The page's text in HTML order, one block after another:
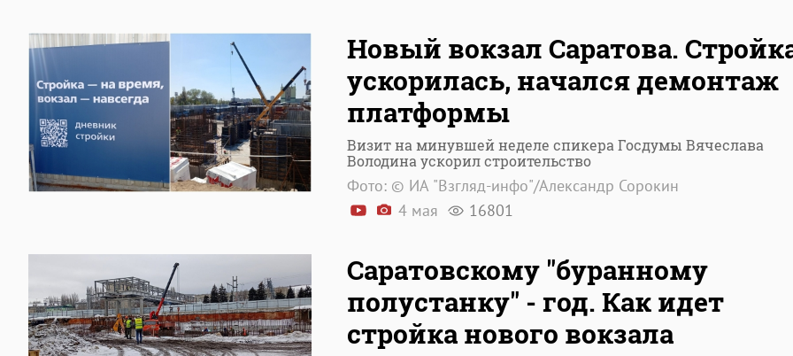
Новый вокзал Саратова.
ускорилась, начался демонтаж
платформы
Визит на минувшей неделе спикера Госдумы Вячеслава
Володина ускорил строительство
Фото: © ИА "Взгляд-инфо"/Александр Сорокин
4 мая
16801
Саратовскому "буранному
полустанку" - год. Как идет
стройка нового вокзала